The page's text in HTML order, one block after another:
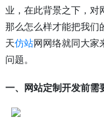
业，在此背景之下，对
那么怎么样才能把我们
天仿站网网络就同大家
问题。
一、网站定制开发前需